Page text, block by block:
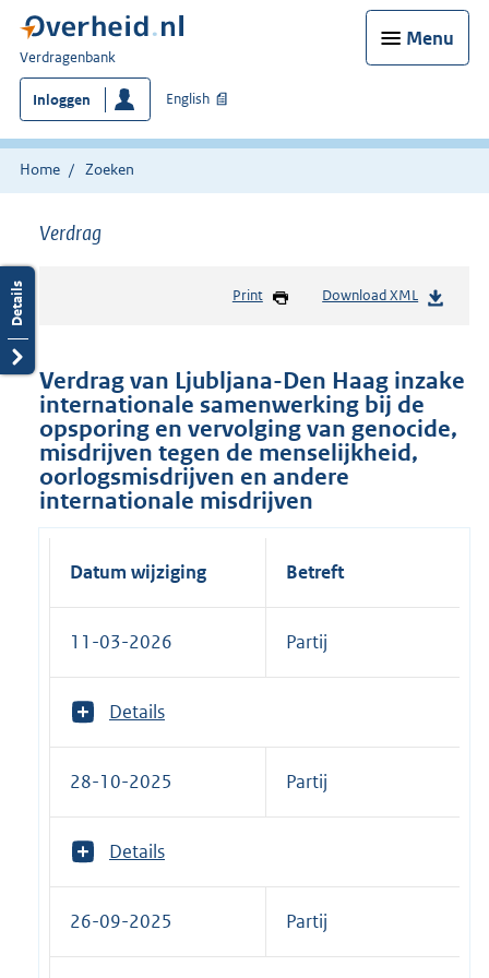
Menu
U
bent
hier:
Verdragenbank
Inloggen English
Home Zoeken
Verdrag
Print Download XML
Verdrag van Ljubljana-Den Haag inzake
internationale samenwerking bij de
opsporing en vervolging van genocide,
misdrijven tegen de menselijkheid,
oorlogsmisdrijven en andere
internationale misdrijven
Datum wijziging Betreft
11-03-2026 Partij
T
n
e
e
v
a
:
Details
28-10-2025 Partij
T
n
e
Details
26-09-2025 Partij